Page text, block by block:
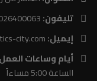
تليفون:
إيميل:city.com
أيام وساعات
الساعة 5:00 مساءاً